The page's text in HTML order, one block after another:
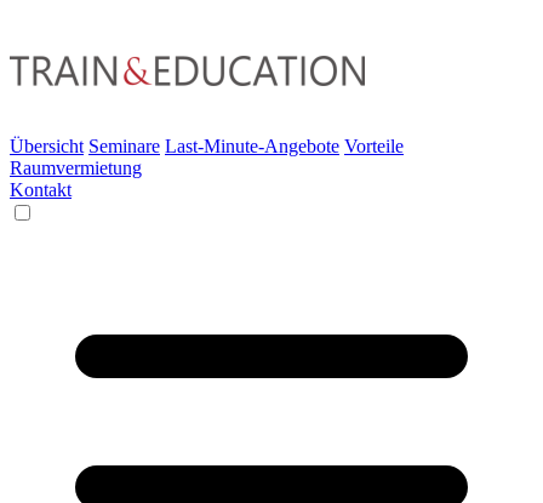
Übersicht Seminare Last-Minute-Angebote Vorteile
Raumvermietung
Kontakt